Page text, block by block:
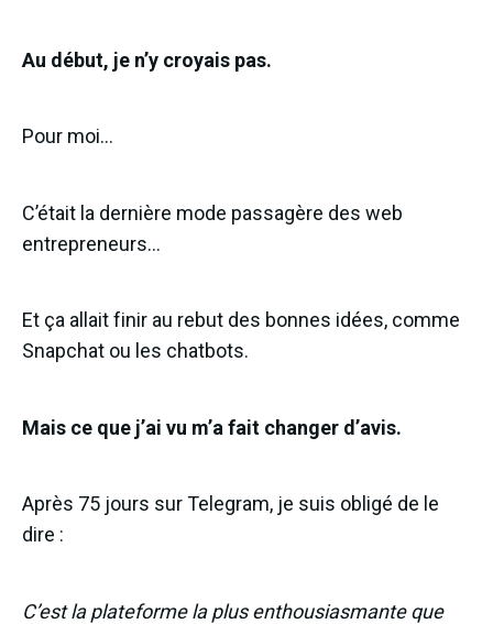
Au début, je n’y croyais pas.
Pour moi…
C’était la dernière mode passagère des web
entrepreneurs…
Et ça allait finir au rebut des bonnes idées, comme
Snapchat ou les chatbots.
Mais ce que j’ai vu m’a fait changer d’avis.
Après 75 jours sur Telegram, je suis obligé de le
dire :
C’est la plateforme la plus enthousiasmante que